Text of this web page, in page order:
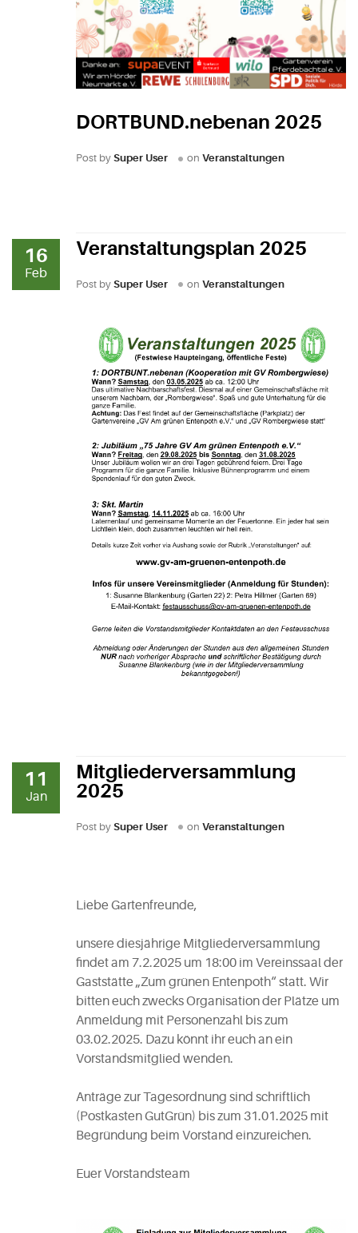
DORTBUND.nebenan 2025
Post by Super User on Veranstaltungen
16
Feb
Veranstaltungsplan 2025
Post by Super User on Veranstaltungen
11
Jan
Mitgliederversammlung
2025
Post by Super User on Veranstaltungen
Liebe Gartenfreunde,
unsere diesjährige Mitgliederversammlung
findet am 7.2.2025 um 18:00 im Vereinssaal der
Gaststätte „Zum grünen Entenpoth“ statt. Wir
bitten euch zwecks Organisation der Plätze um
Anmeldung mit Personenzahl bis zum
03.02.2025. Dazu könnt ihr euch an ein
Vorstandsmitglied wenden.
Anträge zur Tagesordnung sind schriftlich
(Postkasten GutGrün) bis zum 31.01.2025 mit
Begründung beim Vorstand einzureichen.
Euer Vorstandsteam